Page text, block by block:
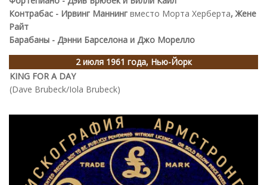
Контрабас - Ирвинг Маннинг вместо Морта Херберта, Жене
Райт
Барабаны - Дэнни Барселона и Джо Морелло
2 июля 1961 года, Нью-Йорк
KING FOR A DAY
(Dave Brubeck/Iola Brubeck)